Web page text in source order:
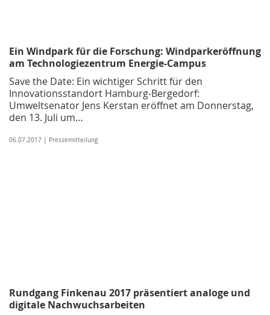
Ein Windpark für die Forschung: Windparkeröffnung
am Technologiezentrum Energie-Campus
Save the Date: Ein wichtiger Schritt für den
Innovationsstandort Hamburg-Bergedorf:
Umweltsenator Jens Kerstan eröffnet am Donnerstag,
den 13. Juli um…
06.07.2017 | Pressemitteilung
Rundgang Finkenau 2017 präsentiert analoge und
digitale Nachwuchsarbeiten